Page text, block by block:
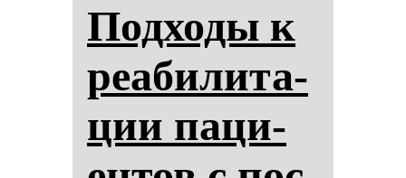
Под­хо­ды к
ре­аби­ли­та­
ции па­ци­